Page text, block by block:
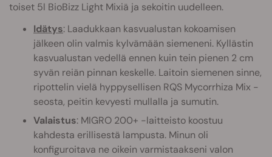
toiset 5l BioBizz Light Mixiä ja sekoitin uudelleen.
Idätys: Laadukkaan kasvualustan kokoamisen
jälkeen olin valmis kylvämään siemeneni. Kyllästin
kasvualustan vedellä ennen kuin tein pienen 2 cm
syvän reiän pinnan keskelle. Laitoin siemenen sinne,
ripottelin vielä hyppysellisen RQS Mycorrhiza Mix -
seosta, peitin kevyesti mullalla ja sumutin.
Valaistus: MIGRO 200+ -laitteisto koostuu
kahdesta erillisestä lampusta. Minun oli
konfiguroitava ne oikein varmistaakseni valon